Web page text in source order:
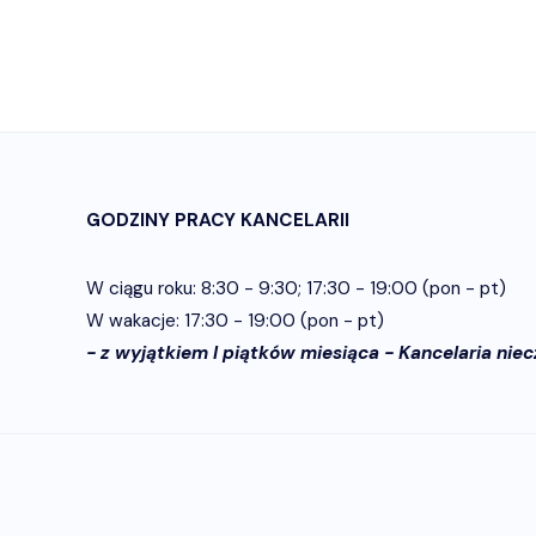
GODZINY PRACY KANCELARII
W ciągu roku: 8:30 - 9:30; 17:30 - 19:00 (pon - pt)
W wakacje: 17:30 - 19:00 (pon - pt)
- z wyjątkiem I piątków miesiąca - Kancelaria